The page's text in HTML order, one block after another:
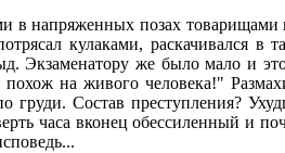
в напряженных позах товарищами
кулаками, раскачивался в
Экзаменатору же было мало и
на живого человека!"
груди. Состав преступления?
часа вконец обессиленный и